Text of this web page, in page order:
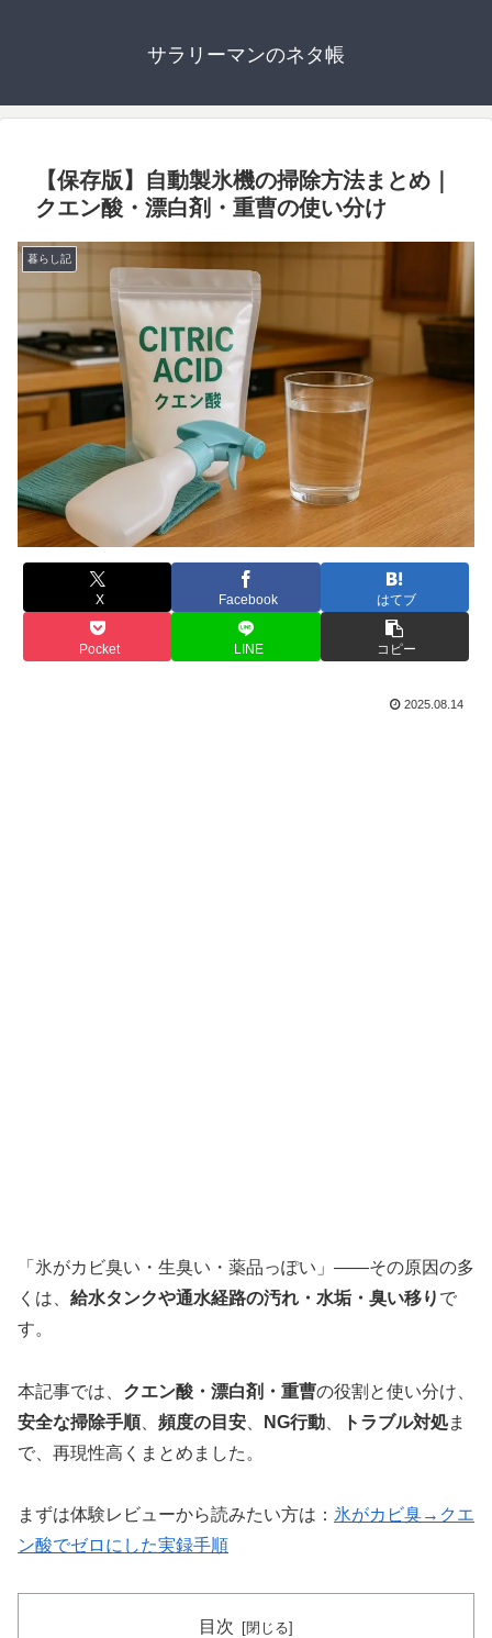
サラリーマンのネタ帳
【保存版】自動製氷機の掃除方法まとめ｜
クエン酸・漂白剤・重曹の使い分け
暮らし記
X Facebook はてブ
Pocket LINE コピー
2025.08.14
「氷がカビ臭い・生臭い・薬品っぽい」——その原因の多
くは、 給水タンクや通水経路の汚れ・水垢・臭い移り で
す。
本記事では、 クエン酸・漂白剤・重曹の役割と使い分け、
安全な掃除手順、 頻度の目安 NG行動 トラブル対処ま
で、再現性高くまとめました。
まずは体験レビューから読みたい方は： 氷がカビ臭→クエ
ン酸でゼロにした実録手順
目次